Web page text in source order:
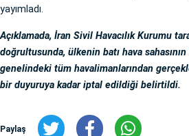
yayımladı.
Açıklamada, İran Sivil Havacılık Kurumu
doğrultusunda, ülkenin batı hava
genelindeki tüm havalimanlarından
bir duyuruya kadar iptal edildiği belirtildi.
Paylaş